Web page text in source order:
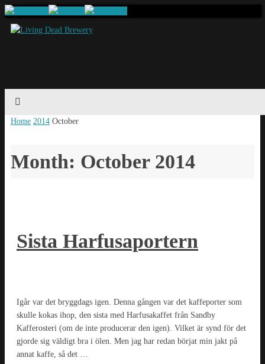
Home 2014 October
Month: October 2014
Sista Harfusaportern
Igår var det bryggdags igen. Denna gången var det kaffeporter som
skulle kokas ihop, den sista med Harfusakaffet från Sandby
Kafferosteri (om de inte producerar den igen). Vilket är synd för det
gjorde sig väldigt bra i ölen. Men jag har redan börjat min jakt på
annat kaffe, så det …